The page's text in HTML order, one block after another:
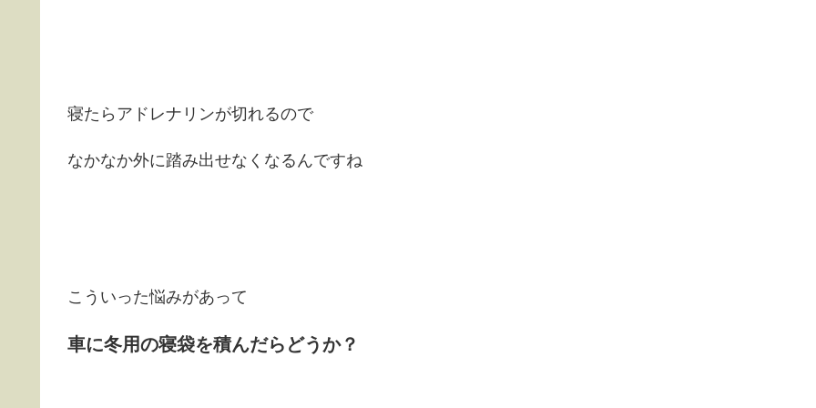
寝たらアドレナリンが切れるので
なかなか外に踏み出せなくなるんですね
こういった悩みがあって
車に冬用の寝袋を積んだらどうか？